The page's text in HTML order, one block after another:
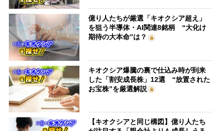
億り人たちが厳選「キオクシア超え」
を狙う半導体・AI関連8銘柄 “大化け
期待の大本命”は？
キオクシア爆騰の裏で仕込み時が到来
した「割安成長株」12選 “放置された
お宝株”を厳選解説
【キオクシアと同じ構図】億り人たち